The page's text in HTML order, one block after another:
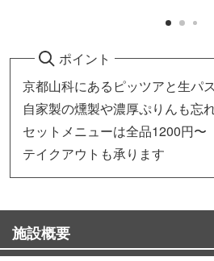
ポイント
京都山科にあるピッツアと生パ
自家製の燻製や濃厚ぷりんも忘
セットメニューは全品1200円〜
テイクアウトも承ります
施設概要